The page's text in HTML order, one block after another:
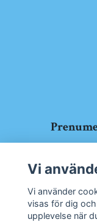
Vi
Vi använder
visas för dig
upplevelse när